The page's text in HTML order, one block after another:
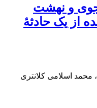
و نهشت
از یک حادثۀ
محمد اسلامی کلانتری